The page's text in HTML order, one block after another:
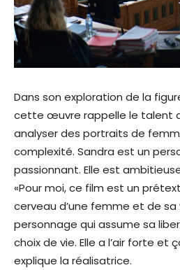
Dans son exploration de la
cette œuvre rappelle le talent
analyser des portraits de
complexité. Sandra est un
passionnant. Elle est
«Pour moi, ce film est un
cerveau d’une femme et de sa
personnage qui assume sa
choix de vie. Elle a l’air forte et
explique la réalisatrice.